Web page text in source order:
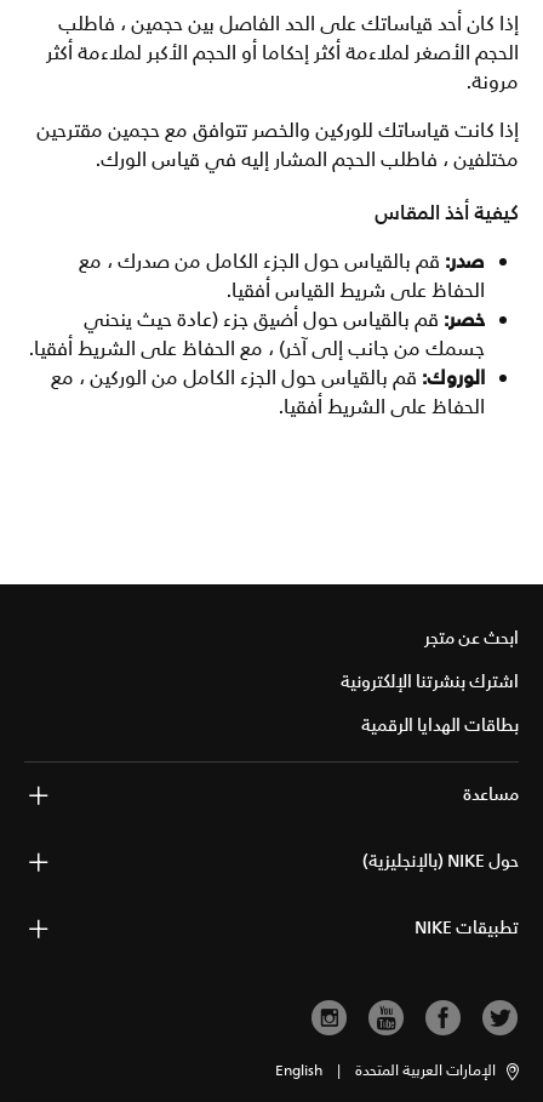
إذا كان أحد قياساتك على الحد الفاصل بين حجمين ، فاطلب
الحجم الأصغر لملاءمة أكثر إحكاما أو الحجم الأكبر لملاءمة أكثر
مرونة.
إذا كانت قياساتك للوركين والخصر تتوافق مع حجمين مقترحين
مختلفين ، فاطلب الحجم المشار إليه في قياس الورك.
كيفية أخذ المقاس
صدر: قم بالقياس حول الجزء الكامل من صدرك ، مع
الحفاظ على شريط القياس أفقيا.
خصر: قم بالقياس حول أضيق جزء (عادة حيث ينحني
جسمك من جانب إلى آخر) ، مع الحفاظ على الشريط أفقيا.
الوروك: قم بالقياس حول الجزء الكامل من الوركين ، مع
الحفاظ على الشريط أفقيا.
ابحث عن متجر
اشترك بنشرتنا الإلكترونية
بطاقات الهدايا الرقمية
مساعدة
حول NIKE (بالإنجليزية)
تطبيقات NIKE
الإمارات العربية المتحدة |
English